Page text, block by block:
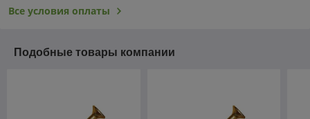
Все условия оплаты
Подобные товары компании